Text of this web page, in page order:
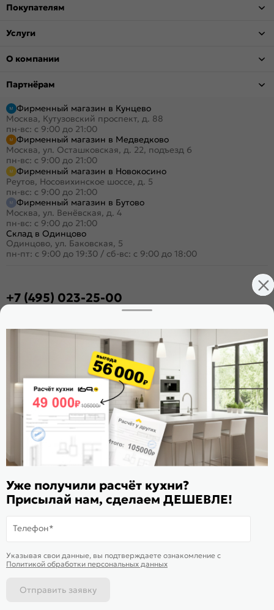
Покупателям
Услуги
О компании
Партнёрам
Фирменный магазин в Кунцево
Москва, Кутузовский проспект, д. 88
пн-вс: с 9:00 до 21:00
Фирменный магазин в Медведково
Москва, ул. Осташковская, д. 22, подъезд 6
пн-вс: с 9:00 до 21:00
Фирменный магазин в Новокосино
Реутов, Носовихинское шоссе, д. 5
пн-вс: с 9:00 до 21:00
Фирменный магазин в Бутово
Москва, ул. Венёвская, д. 4
пн-вс: с 9:00 до 21:00
Склад в Одинцово
Одинцово, ул. Баковская, 5
пн-пт: с 9:00 до 19:30 / сб-вс: с 9:00 до 18:00
+7 (495) 023-25-00
Стать дилером
Поделиться
Оцените магазин
ИКС 1180
© 2015—2026 Интернет-магазин мебели Mebel169.ru
Пользовательское соглашение
Карта сайта
технологии
Уже получили расчёт кухни?
Присылай нам, сделаем ДЕШЕВЛЕ!
Телефон*
Указывая свои данные, вы подтверждаете ознакомление c
Политикой обработки персональных данных
Отправить заявку